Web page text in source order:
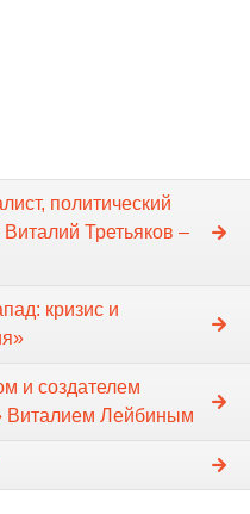
политический
Третьяков –
кризис и
и создателем
Виталием Лейбиным